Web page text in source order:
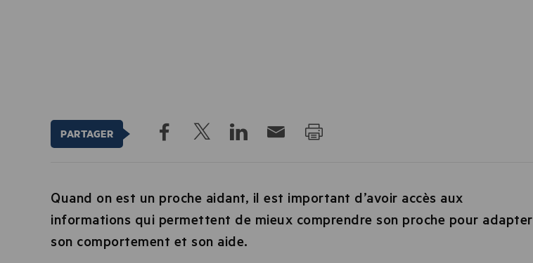
PARTAGER
Quand on est un proche aidant, il est important d’avoir accès aux
informations qui permettent de mieux comprendre son proche pour adapter
son comportement et son aide.